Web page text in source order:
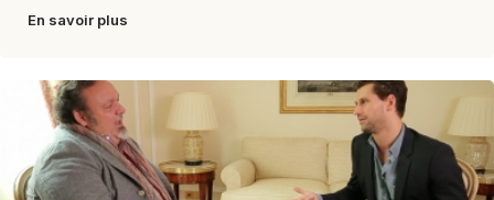
En savoir plus